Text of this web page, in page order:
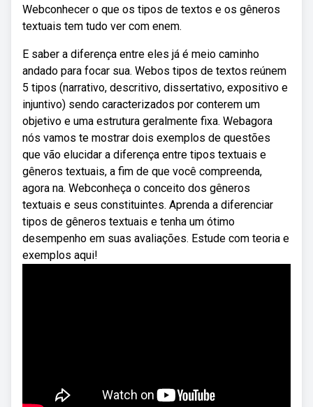
Webconhecer o que os tipos de textos e os gêneros
textuais tem tudo ver com enem.
E saber a diferença entre eles já é meio caminho
andado para focar sua. Webos tipos de textos reúnem
5 tipos (narrativo, descritivo, dissertativo, expositivo e
injuntivo) sendo caracterizados por conterem um
objetivo e uma estrutura geralmente fixa. Webagora
nós vamos te mostrar dois exemplos de questões
que vão elucidar a diferença entre tipos textuais e
gêneros textuais, a fim de que você compreenda,
agora na. Webconheça o conceito dos gêneros
textuais e seus constituintes. Aprenda a diferenciar
tipos de gêneros textuais e tenha um ótimo
desempenho em suas avaliações. Estude com teoria e
exemplos aqui!